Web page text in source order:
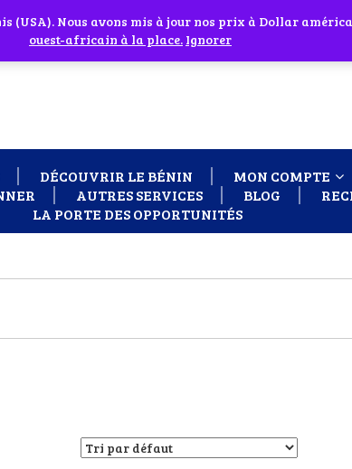
l'icône en face
DÉCOUVRIR LE BÉNIN MON COMPTE
AUTRES SERVICES BLOG
LA PORTE DES OPPORTUNITÉS
Contactez-nous par WhatsApp au +229 01 95 33 60
(USA). Nous avons mis à jour nos prix à Dollar
ouest-africain à la place. Ignorer